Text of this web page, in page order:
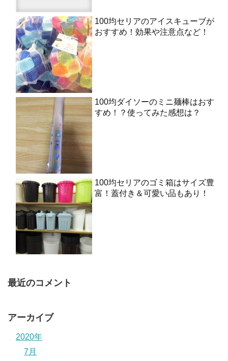
100均セリアのアイスキューブが
おすすめ！効果や注意点など！
100均ダイソーのミニ麺棒はおす
すめ！？使ってみた感想は？
100均セリアのゴミ箱はサイズ豊
富！蓋付き＆可愛い品もあり！
最近のコメント
アーカイブ
2020年
7月